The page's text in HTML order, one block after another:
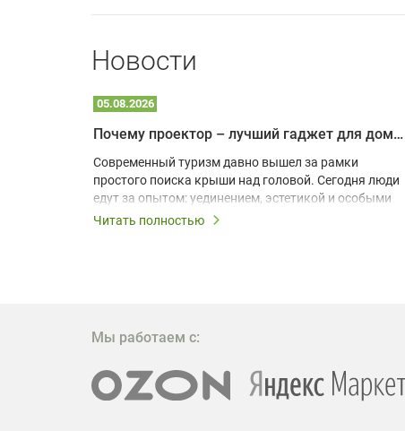
Новости
05.08.2026
Почему проектор – лучший гаджет для домика в глэмпинге
Современный туризм давно вышел за рамки
простого поиска крыши над головой. Сегодня люди
едут за опытом: уединением, эстетикой и особыми
ощущениями. Владельцы A-frame домов,
эффективных и бюджетных способов стать
проектора.
Читать полностью
Мы работаем с: